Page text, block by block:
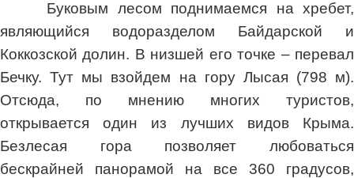
Буковым лесом поднимаемся на хребет,
являющийся водоразделом Байдарской и
Коккозской долин. В низшей его точке – перевал
Бечку. Тут мы взойдем на гору Лысая (798 м).
Отсюда, по мнению многих туристов,
открывается один из лучших видов Крыма.
Безлесая гора позволяет любоваться
бескрайней панорамой на все 360 градусов,